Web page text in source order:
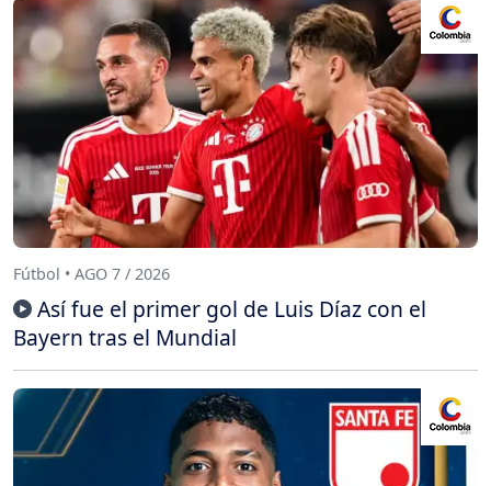
Fútbol • AGO 7 / 2026
Así fue el primer gol de Luis Díaz con el
Bayern tras el Mundial